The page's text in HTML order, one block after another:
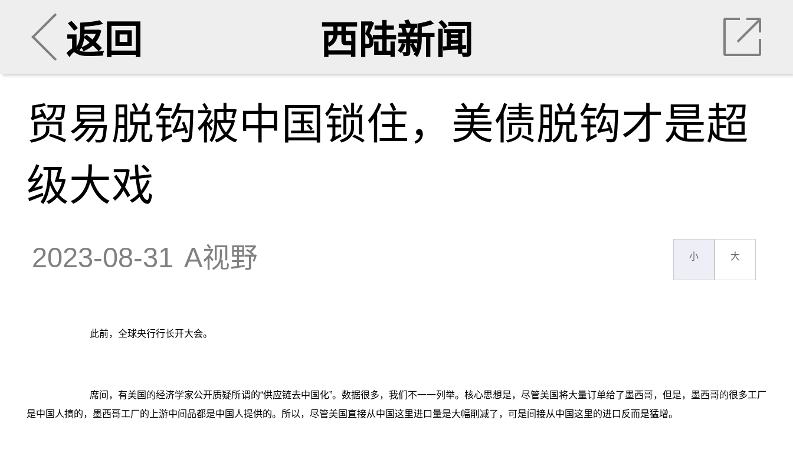
返回 西陆新闻
贸易脱钩被中国锁住，美债脱钩才是超
级大戏
2023-08-31 A视野 小 大
此前，全球央行行长开大会。
席间，有美国的经济学家公开质疑所谓的“供应链去中国化”。数据很多，我们不一一列举。核心思想是，尽管美国将大量订单给了墨西哥，但是，墨西哥的很多工厂
是中国人搞的，墨西哥工厂的上游中间品都是中国人提供的。所以，尽管美国直接从中国这里进口量是大幅削减了，可是间接从中国这里的进口反而是猛增。